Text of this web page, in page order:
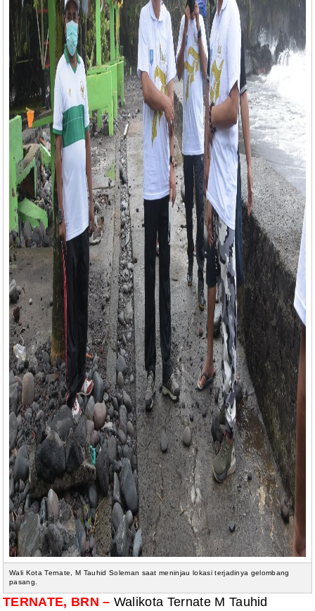
Wali Kota Ternate, M Tauhid Soleman saat meninjau lokasi terjadinya gelombang
pasang.
TERNATE, BRN – Walikota Ternate M Tauhid